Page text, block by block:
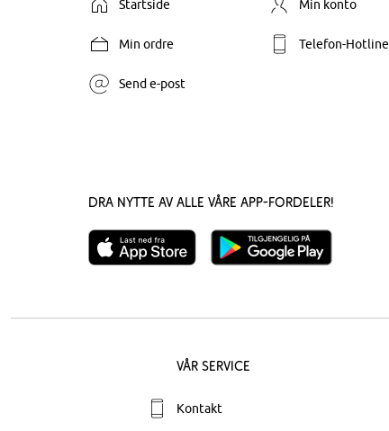
Startside Min konto
Min ordre Telefon-Hotline
Send e-post
Dra nytte av alle våre app-fordeler!
Vår service
Kontakt